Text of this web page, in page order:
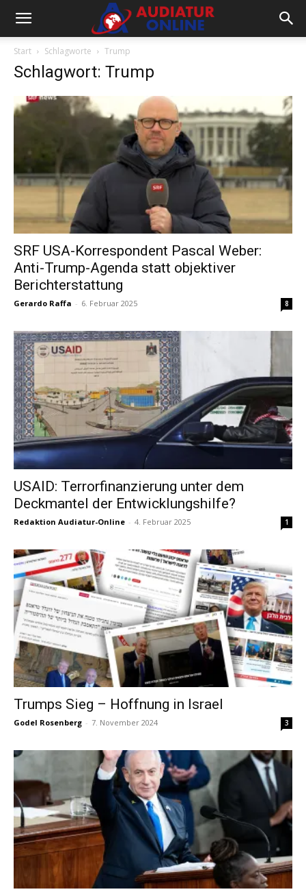
Start Schlagworte Trump
Schlagwort: Trump
SRF USA-Korrespondent Pascal Weber:
Anti-Trump-Agenda statt objektiver
Berichterstattung
Gerardo Raffa - 6. Februar 2025 8
USAID: Terrorfinanzierung unter dem
Deckmantel der Entwicklungshilfe?
Redaktion Audiatur-Online - 4. Februar 2025 1
Trumps Sieg – Hoffnung in Israel
Godel Rosenberg - 7. November 2024 3